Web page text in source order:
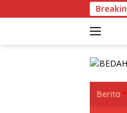
ke
Berita